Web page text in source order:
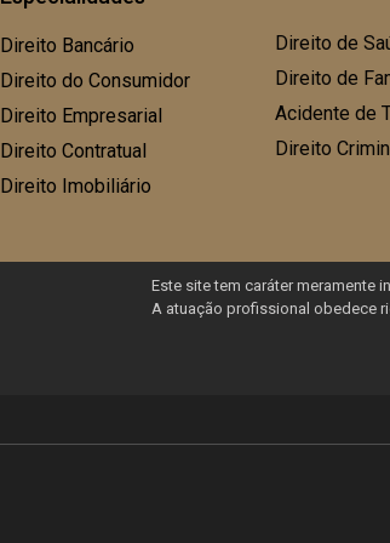
Direito Bancário
Direito do Consumidor
Direito Empresarial
Direito Contratual
Direito Imobiliário
Direito de
Direito de
Acidente de
Direito
Este site tem caráter meramente
A atuação profissional obedece